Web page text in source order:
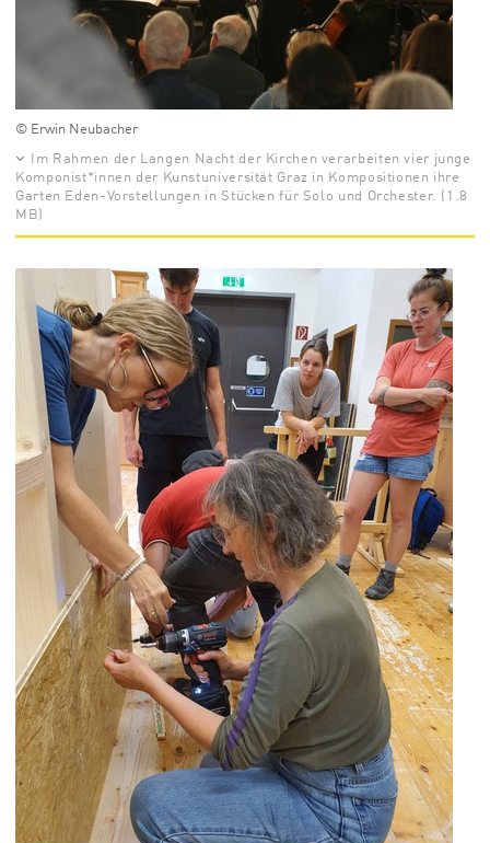
© Erwin Neubacher
Im Rahmen der Langen Nacht der Kirchen verarbeiten vier junge
Komponist*innen der Kunstuniversität Graz in Kompositionen ihre
Garten Eden-Vorstellungen in Stücken für Solo und Orchester. (1.8
MB)